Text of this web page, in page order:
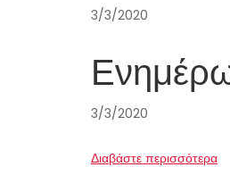
3/3/2020
3/3/2020
Διαβάστε περισσότερα